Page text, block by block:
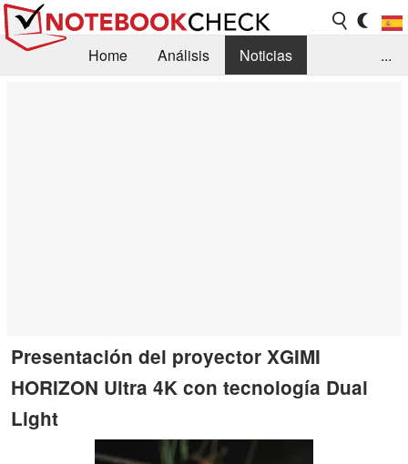
Home Análisis
Noticias
...
Presentación del proyector XGIMI
HORIZON Ultra 4K con tecnología Dual
Light